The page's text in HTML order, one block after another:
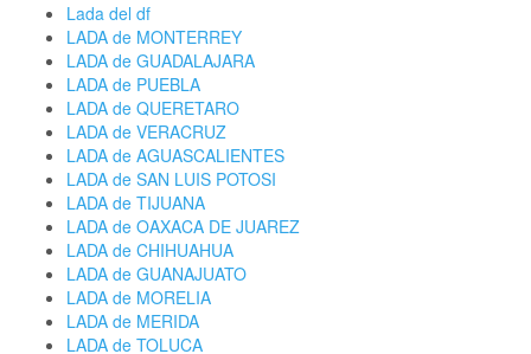
Lada del df
LADA de MONTERREY
LADA de GUADALAJARA
LADA de PUEBLA
LADA de QUERETARO
LADA de VERACRUZ
LADA de AGUASCALIENTES
LADA de SAN LUIS POTOSI
LADA de TIJUANA
LADA de OAXACA DE JUAREZ
LADA de CHIHUAHUA
LADA de GUANAJUATO
LADA de MORELIA
LADA de MERIDA
LADA de TOLUCA